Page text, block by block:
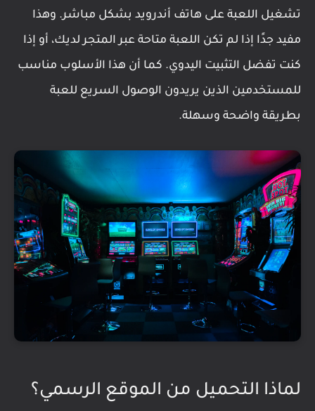
تشغيل اللعبة على هاتف أندرويد بشكل مباشر. وهذا
مفيد جدًا إذا لم تكن اللعبة متاحة عبر المتجر لديك، أو إذا
كنت تفضل التثبيت اليدوي. كما أن هذا الأسلوب مناسب
للمستخدمين الذين يريدون الوصول السريع للعبة
بطريقة واضحة وسهلة.
لماذا التحميل من الموقع الرسمي؟